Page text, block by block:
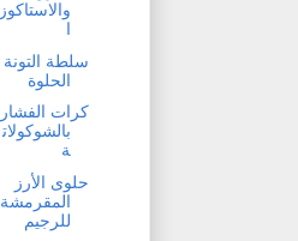
والاستاكوز
ا
سلطة التونة
الحلوة
كرات الفشار
بالشوكولات
ة
حلوى الأرز
المقرمشة
للرجيم